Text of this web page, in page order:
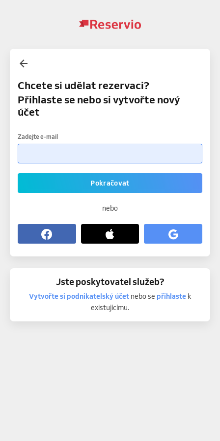
Chcete si udělat rezervaci?
Přihlaste se nebo si vytvořte nový
účet
Zadejte e-mail
Pokračovat
nebo
Jste poskytovatel služeb?
Vytvořte si podnikatelský účetnebo se přihlastek
existujícímu.